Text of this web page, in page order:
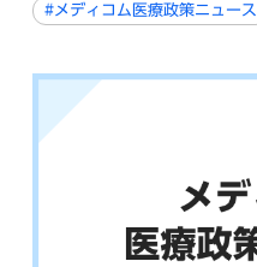
#メディコム医療政策ニュース